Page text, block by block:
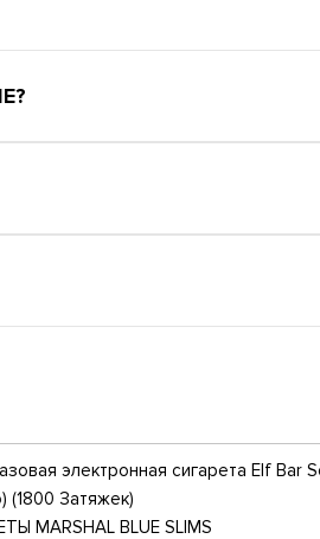
электронная сигарета Elf Bar
(1800 Затяжек)
MARSHAL BLUE SLIMS